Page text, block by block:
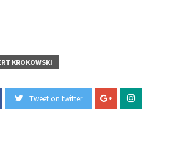
KROKOWSKI
Tweet on twitter